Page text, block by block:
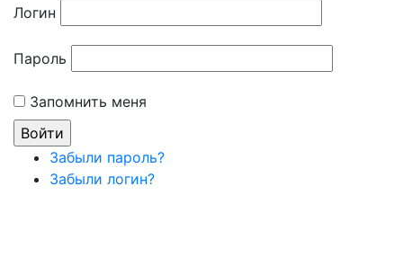
Логин
Пароль
Запомнить меня
Забыли пароль?
Забыли логин?